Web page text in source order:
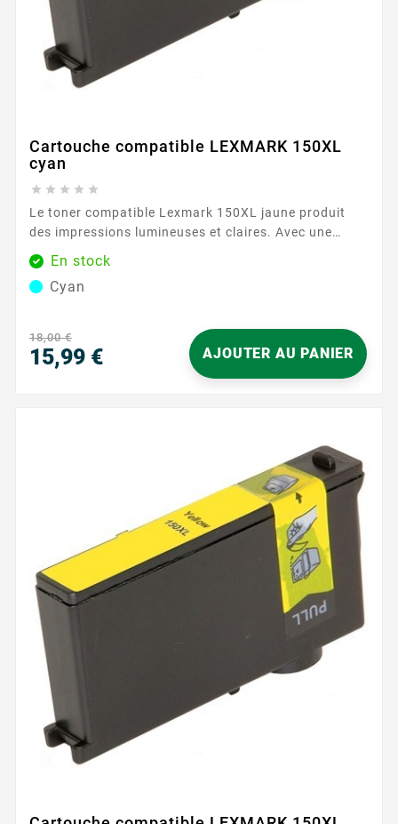
Cartouche compatible LEXMARK 150XL
cyan
    
Le toner compatible Lexmark 150XL jaune produit
des impressions lumineuses et claires. Avec une
capacité d'impression de 1000 pages, cette
cartouche assure des résultats constants et fiables.
Caractéristiques principales : Couleur : Jaune
En stock
Cyan
18,00 €
15,99 € AJOUTER AU PANIER